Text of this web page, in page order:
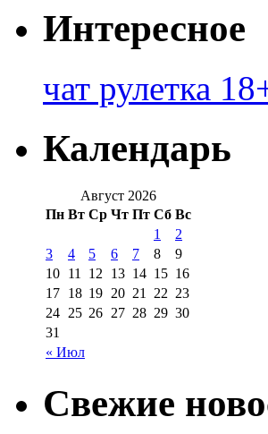
Интересное
чат рулетка
Календарь
Август 2026
Пн Вт Ср Чт Пт Сб Вс
« Июл
1
2
3
4 5 6 7 8
9
10 11 12 13 14 15 16
17 18 19 20 21 22 23
24 25 26 27 28 29 30
31
Свежие